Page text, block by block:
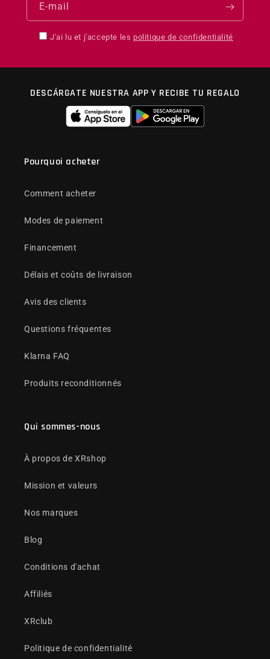
E-mail
J'ai lu et j'accepte les politique de confidentialité
DESCÁRGATE NUESTRA APP Y RECIBE TU REGALO
Pourquoi acheter
Comment acheter
Modes de paiement
Financement
Délais et coûts de livraison
Avis des clients
Questions fréquentes
Klarna FAQ
Produits reconditionnés
Qui sommes-nous
À propos de XRshop
Mission et valeurs
Nos marques
Blog
Conditions d'achat
Affiliés
XRclub
Politique de confidentialité